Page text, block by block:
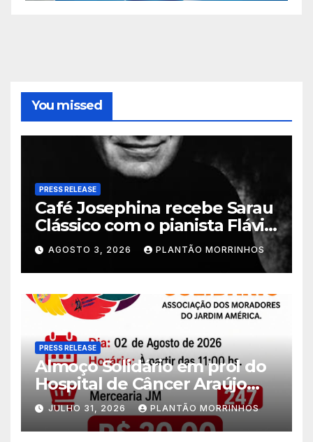
You missed
PRESS RELEASE
Café Josephina recebe Sarau
Clássico com o pianista Flávio
Varani nesta terça-feira
AGOSTO 3, 2026 PLANTÃO MORRINHOS
PRESS RELEASE
Almoço Solidário em prol do
Hospital de Câncer Araújo
Jorge é realizado no Jardim
América
JULHO 31, 2026 PLANTÃO MORRINHOS